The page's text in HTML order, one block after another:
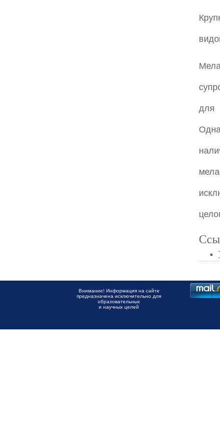
для
Внимание! Информация на сайте
предназначена исключительно для
образовательных
и научных целей